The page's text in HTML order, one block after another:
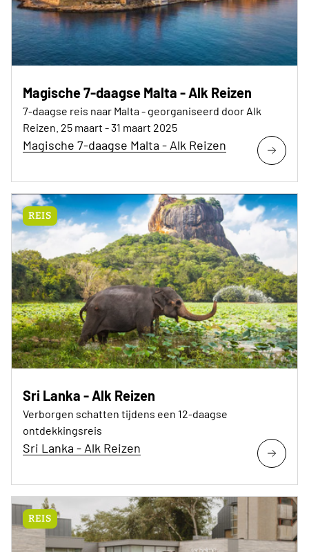
Magische 7-daagse Malta - Alk Reizen
7-daagse reis naar Malta - georganiseerd door Alk
Reizen. 25 maart - 31 maart 2025
Magische 7-daagse Malta - Alk Reizen
REIS
Sri Lanka - Alk Reizen
Verborgen schatten tijdens een 12-daagse
ontdekkingsreis
Sri Lanka - Alk Reizen
REIS